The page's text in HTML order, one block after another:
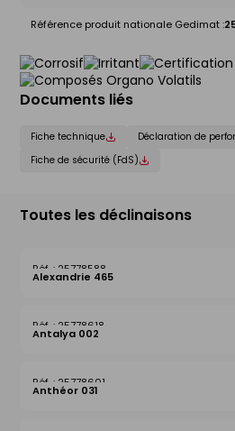
Référence produit nationale Gedimat :
Documents liés
Fiche technique
Déclaration de
Fiche de sécurité (FdS)
Toutes les déclinaisons
25778588
Alexandrie 465
25778618
Antalya 002
25778601
Anthéor 031